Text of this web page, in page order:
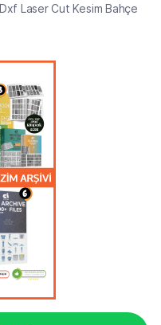
Laser Cut Kesim Bahçe